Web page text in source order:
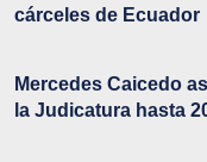
cárceles de Ecuador
Mercedes Caicedo
la Judicatura hasta